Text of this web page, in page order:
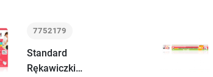
7752179
Standard
Rękawiczki